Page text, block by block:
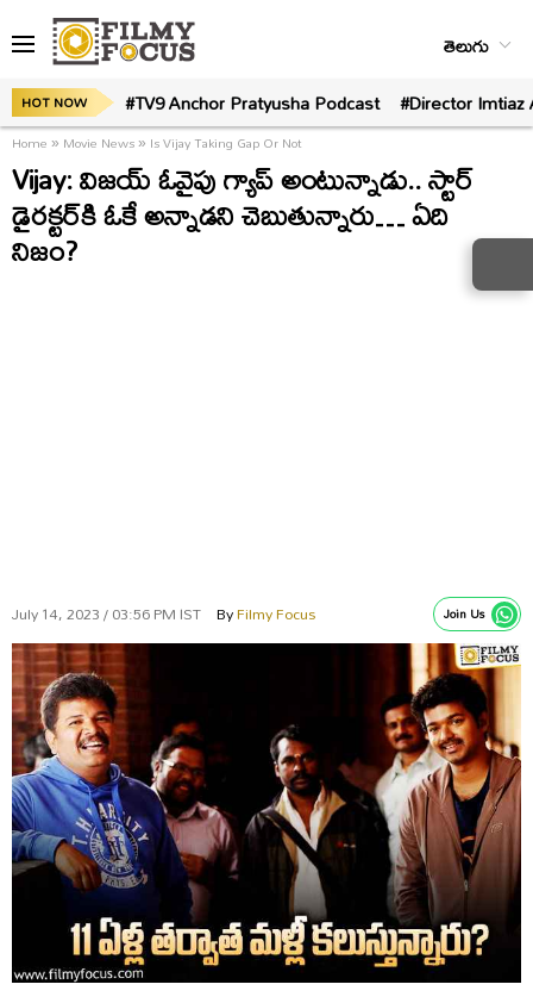
తెలుగు
HOT NOW #TV9 Anchor Pratyusha Podcast #Director
Home» Movie News» Is Vijay Taking Gap Or Not
Vijay: విజయ్‌ ఓవైపు గ్యాప్‌ అంటున్నాడు.. స్టార్‌
డైరక్టర్‌కి ఓకే అన్నాడని చెబుతున్నారు… ఏది
నిజం?
July 14, 2023 / 03:56 PM IST ByFilmy Focus Join Us